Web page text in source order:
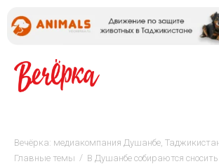
Вечёрка: медиакомпания Душанбе,
Главные темы / В Душанбе собираются сносить